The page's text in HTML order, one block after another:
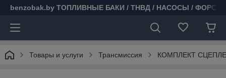
benzobak.by ТОПЛИВНЫЕ БАКИ / ТНВД / НАСОСЫ /
Товары и услуги Трансмиссия КОМПЛЕКТ